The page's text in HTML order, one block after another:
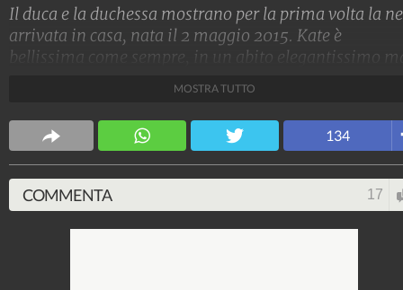
Il duca e la duchessa mostrano per la prima volta la
arrivata in casa, nata il 2 maggio 2015. Kate è
bellissima come sempre, in un abito elegantissimo
Spettacolo Fanpage
4.053.343.674 9.454 video 76.076 foto
MOSTRA TUTTO
134
COMMENTA 17